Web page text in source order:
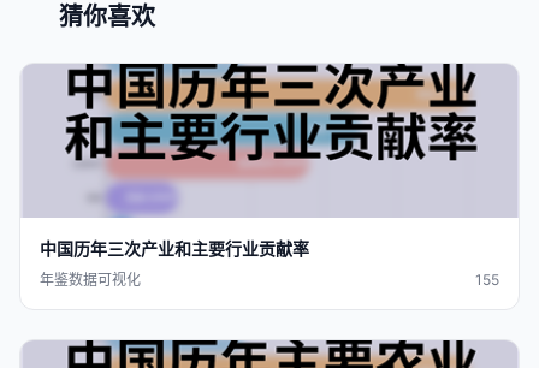
猜你喜欢
中国历年三次产业和主要行业贡献率
年鉴数据可视化 155